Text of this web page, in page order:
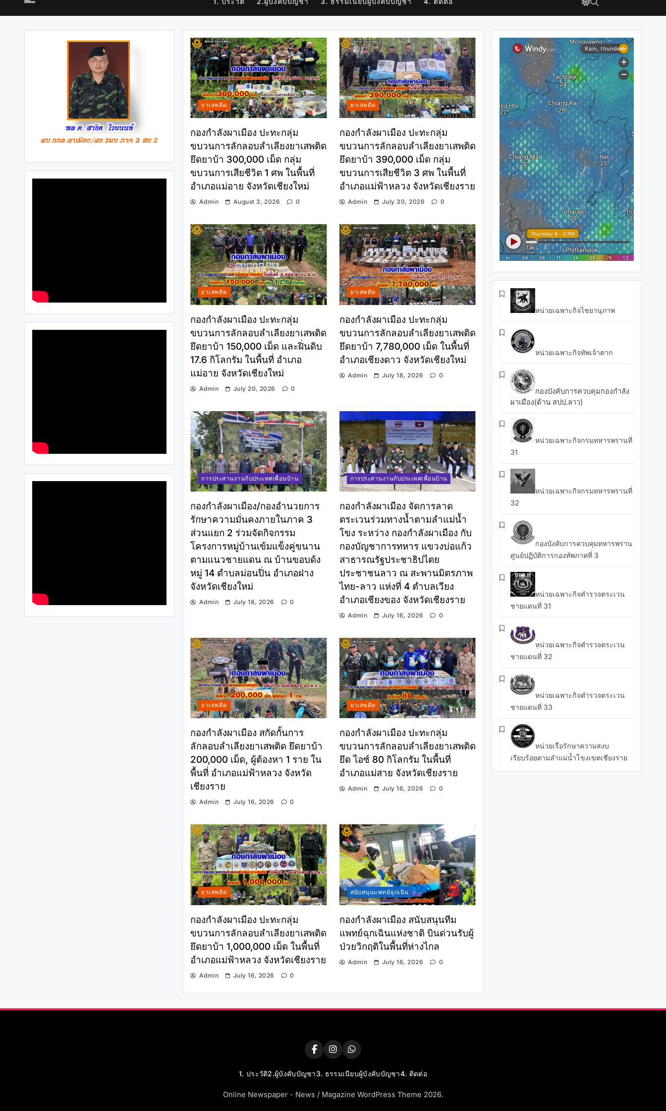
ยาเสพติด
กองกำลังผาเมือง ปะทะกลุ่ม
ขบวนการลักลอบลำเลียงยาเสพติด
ยึดยาบ้า 300,000 เม็ด กลุ่ม
ขบวนการเสียชีวิต 1 ศพ ในพื้นที่
อำเภอแม่อาย จังหวัดเชียงใหม่
Admin August 3, 2026 0
ยาเสพติด
กองกำลังผาเมือง ปะทะกลุ่ม
ขบวนการลักลอบลำเลียงยาเสพติด
ยึดยาบ้า 390,000 เม็ด กลุ่ม
ขบวนการเสียชีวิต 3 ศพ ในพื้นที่
อำเภอแม่ฟ้าหลวง จังหวัดเชียงราย
Admin July 30, 2026 0
ยาเสพติด
กองกำลังผาเมือง ปะทะกลุ่ม
ขบวนการลักลอบลำเลียงยาเสพติด
ยึดยาบ้า 150,000 เม็ด และฝิ่นดิบ
17.6 กิโลกรัม ในพื้นที่ อำเภอ
แม่อาย จังหวัดเชียงใหม่
Admin July 20, 2026 0
ยาเสพติด
กองกำลังผาเมือง ปะทะกลุ่ม
ขบวนการลักลอบลำเลียงยาเสพติด
ยึดยาบ้า 7,780,000 เม็ด ในพื้นที่
อำเภอเชียงดาว จังหวัดเชียงใหม่
Admin July 18, 2026 0
การประสานงานกับประเทศเพื่อนบ้าน
กองกำลังผาเมือง/กองอำนวยการ
รักษาความมั่นคงภายในภาค 3
ส่วนแยก 2 ร่วมจัดกิจกรรม
โครงการหมู่บ้านเข้มแข็งคู่ขนาน
ตามแนวชายแดน ณ บ้านขอบด้ง
หมู่ 14 ตำบลม่อนปิ่น อำเภอฝาง
จังหวัดเชียงใหม่
Admin July 18, 2026 0
การประสานงานกับประเทศเพื่อนบ้าน
กองกำลังผาเมือง จัดการลาด
ตระเวนร่วมทางน้ำตามลำแม่น้ำ
โขง ระหว่าง กองกำลังผาเมือง กับ
กองบัญชาการทหาร แขวงบ่อแก้ว
สาธารณรัฐประชาธิปไตย
ประชาชนลาว ณ สะพานมิตรภาพ
ไทย-ลาว แห่งที่ 4 ตำบลเวียง
อำเภอเชียงของ จังหวัดเชียงราย
Admin July 16, 2026 0
ยาเสพติด
กองกำลังผาเมือง สกัดกั้นการ
ลักลอบลำเลียงยาเสพติด ยึดยาบ้า
200,000 เม็ด, ผู้ต้องหา 1 ราย ใน
พื้นที่ อำเภอแม่ฟ้าหลวง จังหวัด
เชียงราย
Admin July 16, 2026 0
ยาเสพติด
กองกำลังผาเมือง ปะทะกลุ่ม
ขบวนการลักลอบลำเลียงยาเสพติด
ยึด ไอซ์ 80 กิโลกรัม ในพื้นที่
อำเภอแม่สาย จังหวัดเชียงราย
Admin July 16, 2026 0
ยาเสพติด
กองกำลังผาเมือง ปะทะกลุ่ม
ขบวนการลักลอบลำเลียงยาเสพติด
ยึดยาบ้า 1,000,000 เม็ด ในพื้นที่
อำเภอแม่ฟ้าหลวง จังหวัดเชียงราย
Admin July 16, 2026 0
สนับสนุนแพทย์ฉุกเฉิน
กองกำลังผาเมือง สนับสนุนทีม
แพทย์ฉุกเฉินแห่งชาติ บินด่วนรับผู้
ป่วยวิกฤติในพื้นที่ห่างไกล
Admin July 16, 2026 0
หน่วยเฉพาะกิจไชยานุภาพ
หน่วยเฉพาะกิจทัพเจ้าตาก
กองบังคับการควบคุมกองกำลัง
ผาเมือง(ด้าน สปป.ลาว)
หน่วยเฉพาะกิจกรมทหารพรานที่
31
หน่วยเฉพาะกิจกรมทหารพรานที่
32
กองบังคับการควบคุมทหารพราน
ศูนย์ปฏิบัติการกองทัพภาคที่ 3
หน่วยเฉพาะกิจตำรวจตระเวน
ชายแดนที่ 31
หน่วยเฉพาะกิจตำรวจตระเวน
ชายแดนที่ 32
หน่วยเฉพาะกิจตำรวจตระเวน
ชายแดนที่ 33
หน่วยเรือรักษาความสงบ
เรียบร้อยตามลำแม่น้ำโขงเขตเชียงราย
1. ประวัติ2.ผู้บังคับบัญชา3. ธรรมเนียบผู้บังคับบัญชา4. ติดต่อ
Online Newspaper - News / Magazine WordPress Theme 2026.